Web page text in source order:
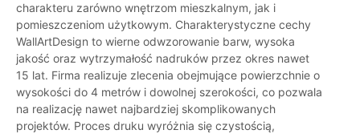
charakteru zarówno wnętrzom mieszkalnym, jak i
pomieszczeniom użytkowym. Charakterystyczne cechy
WallArtDesign to wierne odwzorowanie barw, wysoka
jakość oraz wytrzymałość nadruków przez okres nawet
15 lat. Firma realizuje zlecenia obejmujące powierzchnie o
wysokości do 4 metrów i dowolnej szerokości, co pozwala
na realizację nawet najbardziej skomplikowanych
projektów. Proces druku wyróżnia się czystością,